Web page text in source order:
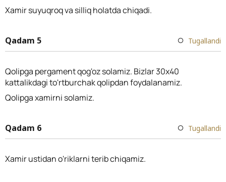
Xamir suyuqroq va silliq holatda chiqadi.
Qadam 5 Tugallandi
Qolipga pergament qog'oz solamiz. Bizlar 30x40
kattalikdagi to'rtburchak qolipdan foydalanamiz.
Qolipga xamirni solamiz.
Qadam 6 Tugallandi
Xamir ustidan o'riklarni terib chiqamiz.